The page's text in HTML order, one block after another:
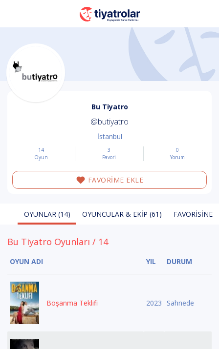
Bu Tiyatro
@butiyatro
İstanbul
14
Oyun
3
Favori
0
Yorum
FAVORİME EKLE
OYUNLAR (14) OYUNCULAR & EKIP (61) FAVORISINE
Bu Tiyatro Oyunları / 14
OYUN ADI YIL DURUM
Boşanma Teklifi 2023 Sahnede